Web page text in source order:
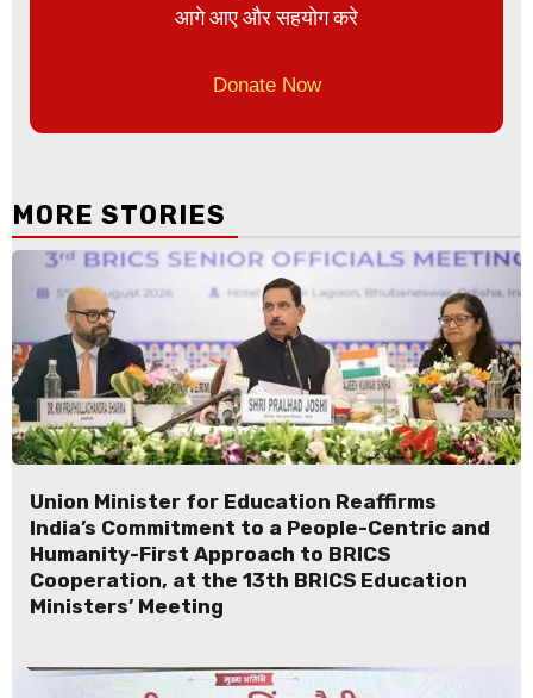
आगे आए और सहयोग करे
Donate Now
MORE STORIES
Union Minister for Education Reaffirms
India’s Commitment to a People-Centric and
Humanity-First Approach to BRICS
Cooperation, at the 13th BRICS Education
Ministers’ Meeting